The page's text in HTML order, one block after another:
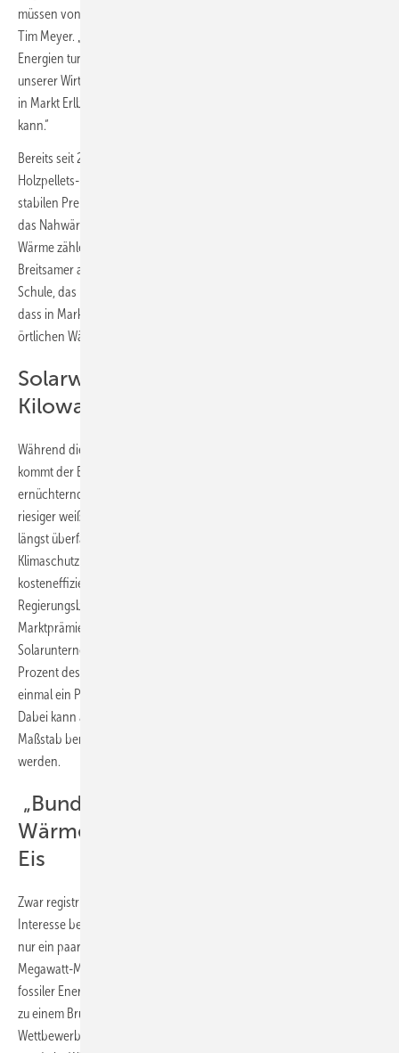
müssen von Importen fossiler Brennstoffe“, so Naturstrom-Vorstand
Tim Meyer. „Mit der Wärmewende hin zu dezentralen erneuerbaren
Energien tun wir nicht nur dem Klima, sondern auch uns selbst und
unserer Wirtschaft einen großen Gefallen. Die Nahwärmeversorgung
in Markt Erlbach ist ein tolles Beispiel dafür, wie der Umstieg gelingen
kann.“
Bereits seit 2019 versorgt Naturstrom 40 Anschlussnehmer über eine
Holzpellets-Heizzentrale mit ökologischer Wärme zu langfristig
stabilen Preisen. Nach Fertigstellung des zweiten Bauabschnitts wird
das Nahwärmenetz 6,4 Kilometer lang sein. Zu den Abnehmern der
Wärme zählen neben zahlreichen Privathaushalten und der Firma
Breitsamer auch kleinere Betriebe und kommunale Gebäude wie die
Schule, das Hallenbad und eine Veranstaltungshalle. „Wir freuen uns,
dass in Markt Erlbach so viele und so verschiedene Akteure Teil der
örtlichen Wärmewende werden wollen“, so Meyer.
Solarwärme für unter fünf Cent je
Kilowattstunde
Während die Anlage in Bayern ein positives Beispiel für das Thema ist,
kommt der Bundesverband Solarwirtschaft (BSW) allerdings zu dem
ernüchternden Schluss, dass Deutschlands Fernwärmenetz „ein
riesiger weißer Fleck auf der Landkarte der Energiewende“ ist. Es sei
längst überfällig, das hier brachliegende gewaltige
Klimaschutzpotenzial mit Hilfe moderner Solarkollektorfelder
kosteneffizient zu heben. Dafür bedürfe es umgehend nach der
Regierungsbildung eines Push-Programms in Form auktionierter
Marktprämien für solare Fernwärme, so die Forderung der
Solarunternehmer. Während die Photovoltaik inzwischen rund zehn
Prozent des Stromverbrauchs deckt, wird hierzulande bislang nicht
einmal ein Prozent der Fernwärme aus Solarkraftwerken gespeist.
Dabei kann auch Solarwärme inzwischen im großtechnischen
Maßstab bereits für unter fünf Cent je Kilowattstunde produziert
werden.
„Bundesförderung für effiziente
Wärmenetze“ liege schon länger auf
Eis
Zwar registriert die Solarbranche in jüngster Zeit ein wachsendes
Interesse bei Wärmeversorgern, bislang sind in Deutschland jedoch
nur ein paar Dutzend Solarkraftwerke zur Fernwärme-Einspeisung im
Megawatt-Maßstab in Betrieb. Ursache dafür sei, dass die Nutzer
fossiler Energieträger deren Gesundheits- und Klimafolgekosten nur
zu einem Bruchteil selbst tragen müssen. Die damit verbundene
Wettbewerbsverzerrung zu Ungunsten von Solarpark-Betreibern